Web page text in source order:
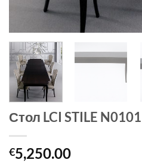
Стол LCI STILE N0101
€5,250.00